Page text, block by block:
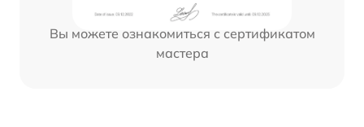
Вы можете ознакомиться с сертификатом
мастера